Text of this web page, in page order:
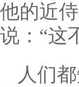
他的近
说：“这
人们